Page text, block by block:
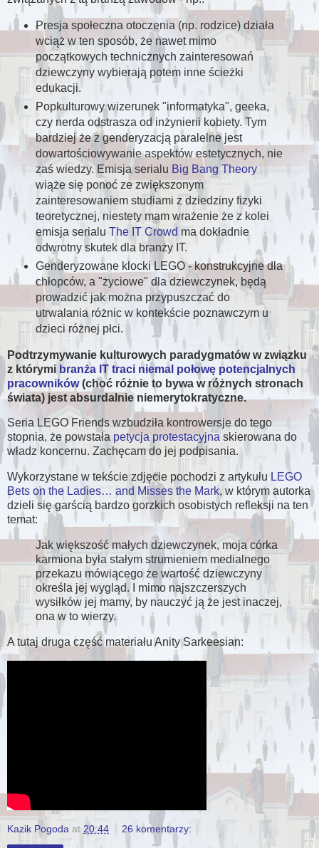
Presja społeczna otoczenia (np. rodzice) działa
wciąż w ten sposób, że nawet mimo
początkowych technicznych zainteresowań
dziewczyny wybierają potem inne ścieżki
edukacji.
Popkulturowy wizerunek "informatyka", geeka,
czy nerda odstrasza od inżynierii kobiety. Tym
bardziej że z genderyzacją paralelne jest
dowartościowywanie aspektów estetycznych, nie
zaś wiedzy. Emisja serialu Big Bang Theory
wiąże się ponoć ze zwiększonym
zainteresowaniem studiami z dziedziny fizyki
teoretycznej, niestety mam wrażenie że z kolei
emisja serialu The IT Crowd ma dokładnie
odwrotny skutek dla branży IT.
Genderyzowane klocki LEGO - konstrukcyjne dla
chłopców, a "życiowe" dla dziewczynek, będą
prowadzić jak można przypuszczać do
utrwalania różnic w kontekście poznawczym u
dzieci różnej płci.
Podtrzymywanie kulturowych paradygmatów w związku
z którymi branża IT traci niemal połowę potencjalnych
pracowników(choć różnie to bywa w różnych stronach
świata) jest absurdalnie niemerytokratyczne.
Seria LEGO Friends wzbudziła kontrowersje do tego
stopnia, że powstała petycja protestacyjna skierowana do
władz koncernu. Zachęcam do jej podpisania.
Wykorzystane w tekście zdjęcie pochodzi z artykułu LEGO
Bets on the Ladies… and Misses the Mark, w którym autorka
dzieli się garścią bardzo gorzkich osobistych refleksji na ten
temat:
Jak większość małych dziewczynek, moja córka
karmiona była stałym strumieniem medialnego
przekazu mówiącego że wartość dziewczyny
określa jej wygląd. I mimo najszczerszych
wysiłków jej mamy, by nauczyć ją że jest inaczej,
ona w to wierzy.
A tutaj druga część materiału Anity Sarkeesian:
Kazik Pogoda at 20:44 26 komentarzy: